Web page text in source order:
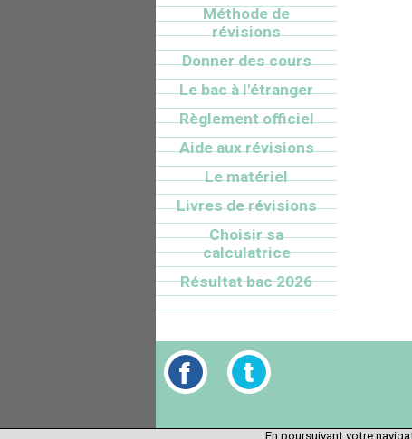
Méthode de
révisions
Donner des cours
Le bac à l'étranger
Règlement officiel
Aide aux révisions
Le matériel
Livres de révisions
Choisir sa
calculatrice
Résultat bac 2026
En poursuivant votre